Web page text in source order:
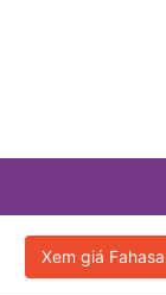
Xem giá Fahasa